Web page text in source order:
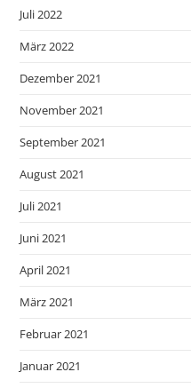
Juli 2022
März 2022
Dezember 2021
November 2021
September 2021
August 2021
Juli 2021
Juni 2021
April 2021
März 2021
Februar 2021
Januar 2021